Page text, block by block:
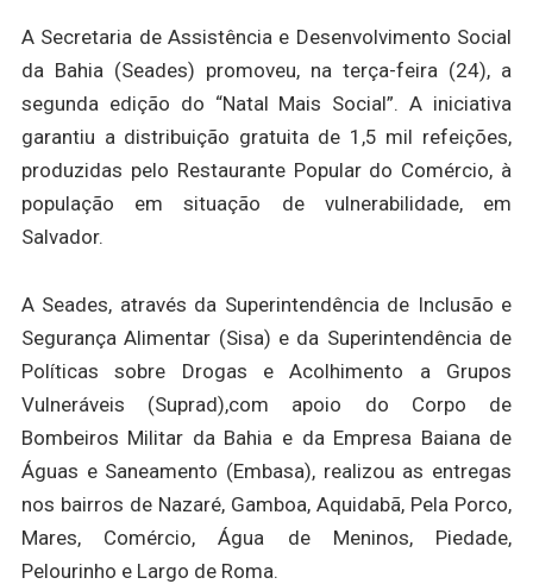
A Secretaria de Assistência e Desenvolvimento Social
da Bahia (Seades) promoveu, na terça-feira (24), a
segunda edição do “Natal Mais Social”. A iniciativa
garantiu a distribuição gratuita de 1,5 mil refeições,
produzidas pelo Restaurante Popular do Comércio, à
população em situação de vulnerabilidade, em
Salvador.
A Seades, através da Superintendência de Inclusão e
Segurança Alimentar (Sisa) e da Superintendência de
Políticas sobre Drogas e Acolhimento a Grupos
Vulneráveis (Suprad),com apoio do Corpo de
Bombeiros Militar da Bahia e da Empresa Baiana de
Águas e Saneamento (Embasa), realizou as entregas
nos bairros de Nazaré, Gamboa, Aquidabã, Pela Porco,
Mares, Comércio, Água de Meninos, Piedade,
Pelourinho e Largo de Roma.